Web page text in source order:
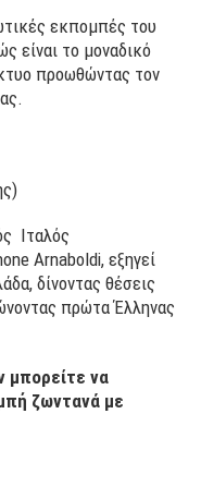
εκπομπές του
είναι το μοναδικό
προωθώντας τον
Ιταλός
Arnaboldi, εξηγεί
δίνοντας θέσεις
πρώτα Έλληνας
μπορείτε να
ζωντανά με